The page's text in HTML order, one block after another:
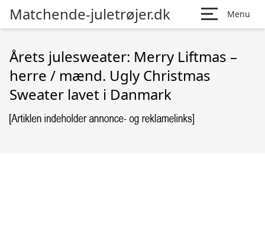
Matchende-juletrøjer.dk Menu
Årets julesweater: Merry Liftmas –
herre / mænd. Ugly Christmas
Sweater lavet i Danmark